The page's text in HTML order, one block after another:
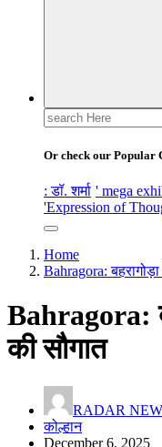
Search
for:
Or check our Popular
: डॉ. शर्मा ' mega
'Expression of
Home
Bahragora:
Bahragora:
की सौगात
RADAR
कोल्हान
December 6, 2025